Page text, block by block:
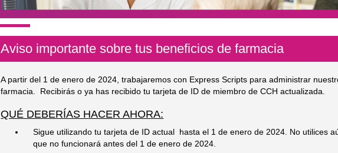
Aviso importante sobre tus beneficios de farmacia
A partir del 1 de enero de 2024, trabajaremos con Express Scripts para administrar
farmacia. Recibirás o ya has recibido tu tarjeta de ID de miembro de CCH actualizada.
QUÉ DEBERÍAS HACER AHORA:
Sigue utilizando tu tarjeta de ID actual hasta el 1 de enero de 2024. No utilices
que no funcionará antes del 1 de enero de 2024.